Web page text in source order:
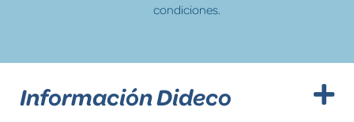
condiciones.
Información Dideco